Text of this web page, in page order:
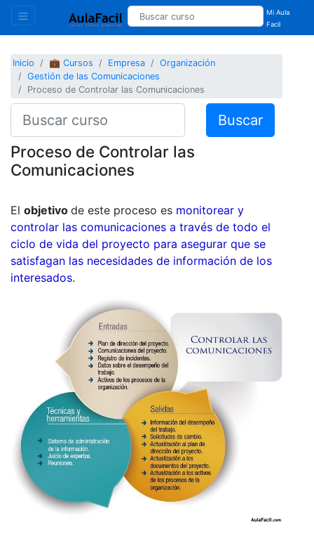
Mi Aula
Facil
Inicio 💼 Cursos Empresa
Organización
Gestión de las Comunicaciones
Proceso de Controlar las Comunicaciones
Buscar
Proceso de Controlar las
Comunicaciones
El objetivo de este proceso es monitorear y
controlar las comunicaciones a través de todo el
ciclo de vida del proyecto para asegurar que se
satisfagan las necesidades de información de los
interesados.